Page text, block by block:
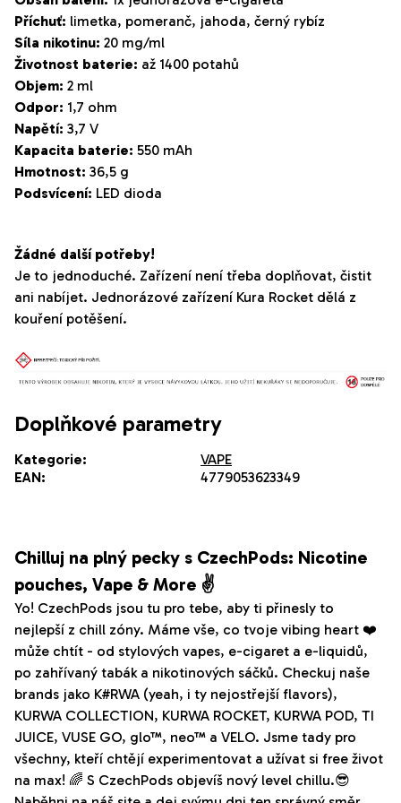
Příchuť: limetka, pomeranč, jahoda, černý rybíz
Síla nikotinu: 20 mg/ml
Životnost baterie: až 1400 potahů
Objem: 2 ml
Odpor: 1,7 ohm
Napětí: 3,7 V
Kapacita baterie: 550 mAh
Hmotnost: 36,5 g
Podsvícení: LED dioda
Žádné další potřeby!
Je to jednoduché. Zařízení není třeba doplňovat, čistit
ani nabíjet. Jednorázové zařízení Kura Rocket dělá z
kouření potěšení.
Doplňkové parametry
Kategorie:
VAPE
EAN: 4779053623349
Chilluj na plný pecky s CzechPods: Nicotine
pouches, Vape & More ✌️
Yo! CzechPods jsou tu pro tebe, aby ti přinesly to
nejlepší z chill zóny. Máme vše, co tvoje vibing heart ❤️
může chtít - od stylových vapes, e-cigaret a e-liquidů,
po zahřívaný tabák a nikotinových sáčků. Checkuj naše
brands jako K#RWA (yeah, i ty nejostřejší flavors),
KURWA COLLECTION, KURWA ROCKET, KURWA POD, TI
JUICE, VUSE GO, glo™, neo™ a VELO. Jsme tady pro
všechny, kteří chtějí experimentovat a užívat si free život
na max! 🌈 S CzechPods objevíš nový level chillu.😎